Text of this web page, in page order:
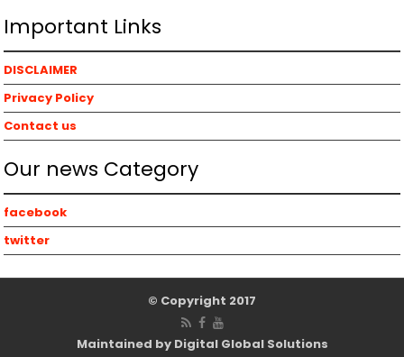
Important Links
DISCLAIMER
Privacy Policy
Contact us
Our news Category
facebook
twitter
© Copyright 2017
Maintained by Digital Global Solutions